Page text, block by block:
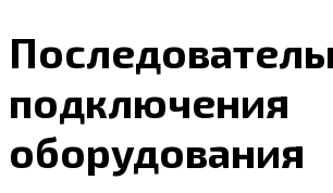
подключения
оборудования